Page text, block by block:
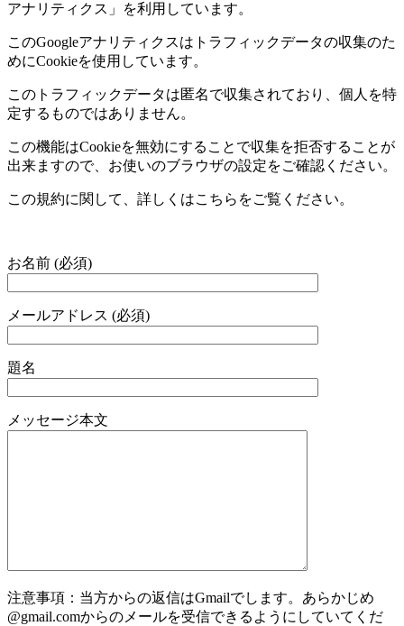
アナリティクス」を利用しています。
このGoogleアナリティクスはトラフィックデータの収集のた
めにCookieを使用しています。
このトラフィックデータは匿名で収集されており、個人を特
定するものではありません。
この機能はCookieを無効にすることで収集を拒否することが
出来ますので、お使いのブラウザの設定をご確認ください。
この規約に関して、詳しくはこちらをご覧ください。
お名前 (必須)
メールアドレス (必須)
題名
メッセージ本文
注意事項：当方からの返信はGmailでします。あらかじめ
@gmail.comからのメールを受信できるようにしていてくだ